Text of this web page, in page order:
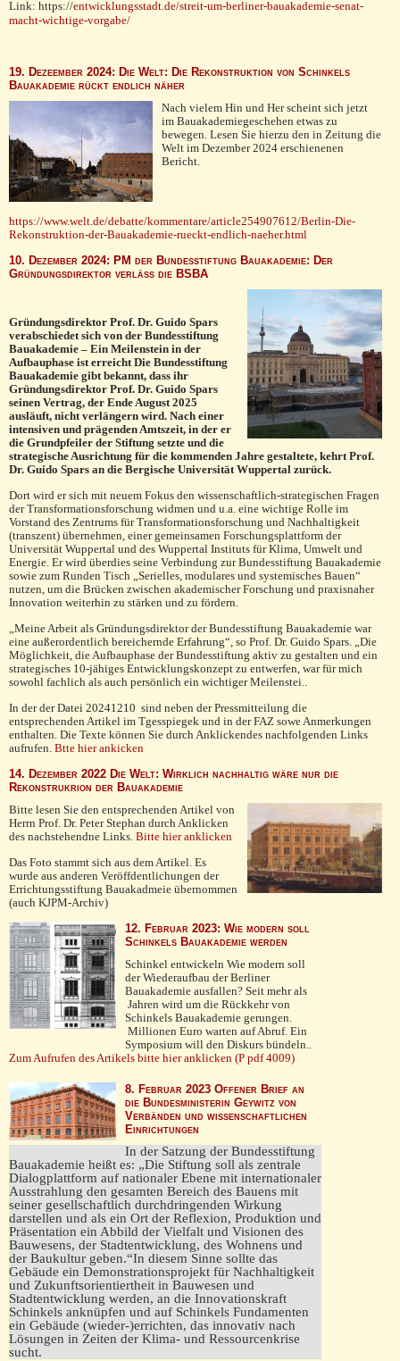
Link: https://entwicklungsstadt.de/streit-um-berliner-bauakademie-senat-
macht-wichtige-vorgabe/
19. Dezeember 2024: Die Welt: Die Rekonstruktion von Schinkels
Bauakademie rückt endlich näher
Nach vielem Hin und Her scheint sich jetzt
im Bauakademiegeschehen etwas zu
bewegen. Lesen Sie hierzu den in Zeitung die
Welt im Dezember 2024 erschienenen
Bericht.
https://www.welt.de/debatte/kommentare/article254907612/Berlin-Die-
Rekonstruktion-der-Bauakademie-rueckt-endlich-naeher.html
10. Dezember 2024: PM der Bundesstiftung Bauakademie: Der
Gründungsdirektor verläß die BSBA
Gründungsdirektor Prof. Dr. Guido Spars
verabschiedet sich von der Bundesstiftung
Bauakademie – Ein Meilenstein in der
Aufbauphase ist erreicht Die Bundesstiftung
Bauakademie gibt bekannt, dass ihr
Gründungsdirektor Prof. Dr. Guido Spars
seinen Vertrag, der Ende August 2025
ausläuft, nicht verlängern wird. Nach einer
intensiven und prägenden Amtszeit, in der er
die Grundpfeiler der Stiftung setzte und die
strategische Ausrichtung für die kommenden Jahre gestaltete, kehrt Prof.
Dr. Guido Spars an die Bergische Universität Wuppertal zurück.
Dort wird er sich mit neuem Fokus den wissenschaftlich-strategischen Fragen
der Transformationsforschung widmen und u.a. eine wichtige Rolle im
Vorstand des Zentrums für Transformationsforschung und Nachhaltigkeit
(transzent) überneh­men, einer gemein­samen Forschungsplattform der
Universität Wuppertal und des Wuppertal Instituts für Klima, Umwelt und
Energie. Er wird über­dies seine Verbindung zur Bundesstiftung Bauakademie
sowie zum Runden Tisch „Serielles, modulares und systemisches Bauen“
nutzen, um die Brücken zwischen akademischer Forschung und praxisnaher
Innovation weiterhin zu stärken und zu fördern.
„Meine Arbeit als Gründungsdirektor der Bundesstiftung Bauakademie war
eine außerordentlich bereichernde Erfahrung“, so Prof. Dr. Guido Spars. „Die
Möglichkeit, die Aufbauphase der Bundesstiftung aktiv zu gestalten und ein
strategisches 10-jähiges Ent­wicklungskonzept zu entwerfen, war für mich
sowohl fachlich als auch persönlich ein wichtiger Meilenstei..
In der der Datei 20241210 sind neben der Pressmitteilung die
entsprechenden Artikel im Tgesspiegek und in der FAZ sowe Anmerkungen
enthalten. Die Texte können Sie durch Anklickendes nachfolgenden Links
aufrufen. Btte hier ankicken
14. Dezember 2022 Die Welt: Wirklich nachhaltig wäre nur die
Rekonstrukrion der Bauakademie
Bitte lesen Sie den entsprechenden Artikel von
Herrn Prof. Dr. Peter Stephan durch Anklicken
des nachstehendne Links. Bitte hier anklicken
Das Foto stammt sich aus dem Artikel. Es
wurde aus anderen Veröffdentlichungen der
Errichtungsstiftung Bauakadmeie übernommen
(auch KJPM-Archiv)
12. Februar 2023: Wie modern soll
Schinkels Bauakademie werden
Schinkel entwickeln Wie modern soll
der Wiederaufbau der Berliner
Bauakademie ausfallen? Seit mehr als
Jahren wird um die Rückkehr von
Schinkels Bauakademie gerungen.
Millionen Euro warten auf Abruf. Ein
Symposium will den Diskurs bündeln..
Zum Aufrufen des Artikels bitte hier anklicken (P pdf 4009)
8. Februar 2023 Offener Brief an
die Bundesministerin Geywitz von
Verbänden und wissenschaftlichen
Einrichtungen
In der Satzung der Bundesstiftung
Bauakademie heißt es: „Die Stiftung soll als zentrale
Dialogplattform auf nationaler Ebene mit internationaler
Ausstrahlung den gesamten Bereich des Bauens mit
seiner gesell­schaftlich durchdringenden Wirkung
darstellen und als ein Ort der Reflexion, Produktion und
Präsentation ein Abbild der Vielfalt und Visionen des
Bauwesens, der Stadtentwicklung, des Wohnens und
der Baukultur geben.“In diesem Sinne sollte das
Gebäude ein Demonstrationsprojekt für Nachhaltigkeit
und Zukunftsorientiertheit in Bauwesen und
Stadtentwicklung werden, an die Innovationskraft
Schinkels anknüpfen und auf Schinkels Fundamenten
ein Gebäude (wieder-)errichten, das innovativ nach
Lösungen in Zeiten der Klima- und Ressourcenkrise
sucht.